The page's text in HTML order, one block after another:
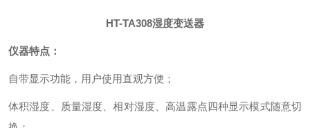
HT-TA308湿度变送器
仪器特点：
自带显示功能，用户使用直观方便；
体积湿度、质量湿度、相对湿度、高温露点四种显示模式随意切